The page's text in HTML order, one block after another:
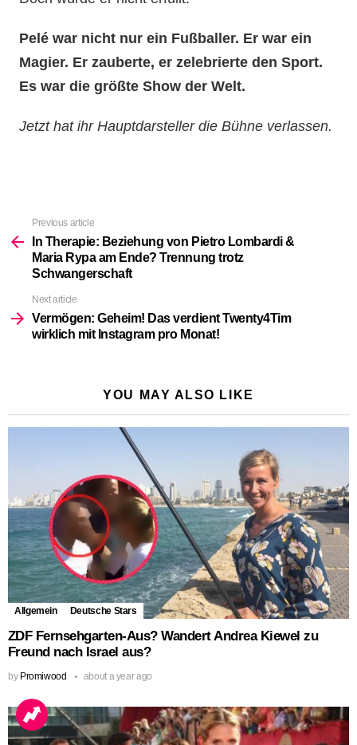
Pelé war nicht nur ein Fußballer. Er war ein
Magier. Er zauberte, er zelebrierte den Sport.
Es war die größte Show der Welt.
Jetzt hat ihr Hauptdarsteller die Bühne verlassen.
more
Previous article
In Therapie: Beziehung von Pietro Lombardi &
Maria Rypa am Ende? Trennung trotz
Schwangerschaft
Next article
Vermögen: Geheim! Das verdient Twenty4Tim
wirklich mit Instagram pro Monat!
YOU MAY ALSO LIKE
Allgemein Deutsche Stars
ZDF Fernsehgarten-Aus? Wandert Andrea Kiewel zu
Freund nach Israel aus?
by Promiwood about a year ago